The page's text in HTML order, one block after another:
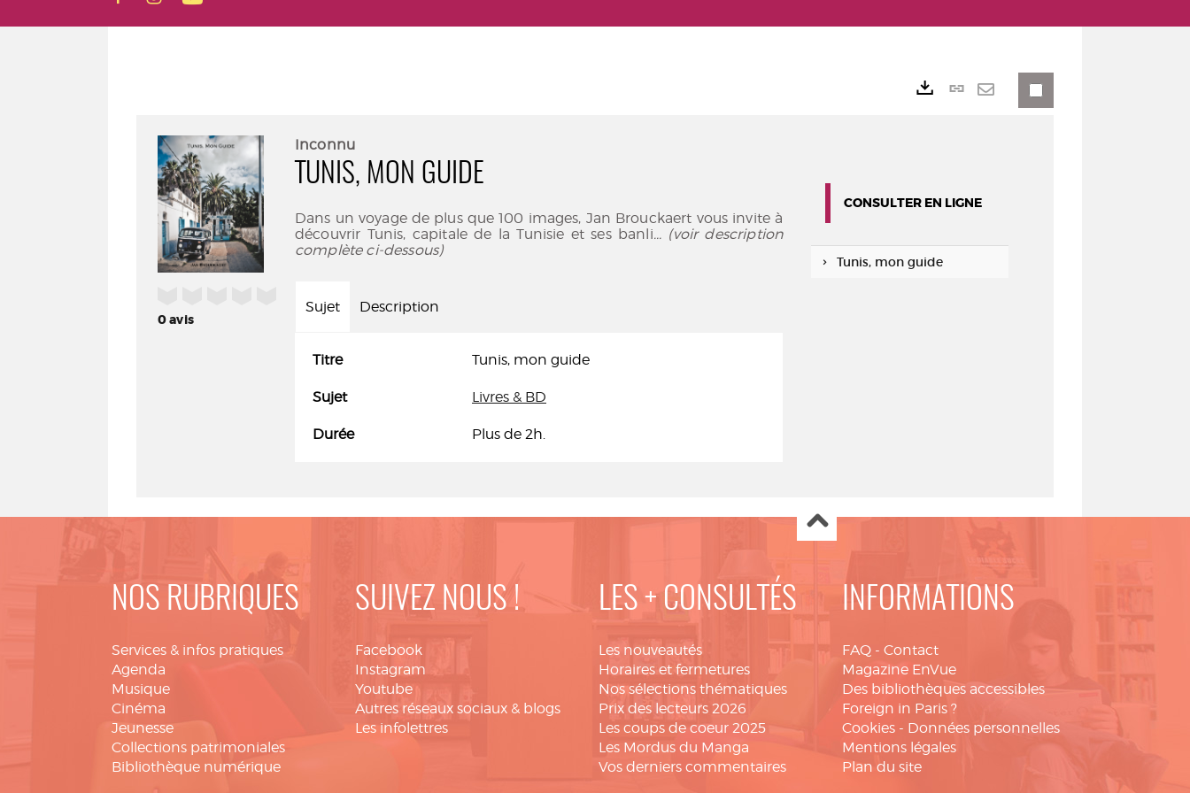
0avis
Inconnu
TUNIS, MON GUIDE
Dans un voyage de plus que 100 images, Jan Brouckaert vous invite à
découvrir Tunis, capitale de la Tunisie et ses banli... (voir description
complète ci-dessous)
Sujet Description
Titre Tunis, mon guide
Sujet Livres & BD
Durée Plus de 2h.
Lien
CONSULTER EN LIGNE
Tunis, mon guide
NOS RUBRIQUES
Services & infos pratiques
Agenda
Musique
Cinéma
Jeunesse
Collections patrimoniales
Bibliothèque numérique
SUIVEZ NOUS !
Facebook
Instagram
Youtube
Autres réseaux sociaux & blogs
Les infolettres
LES + CONSULTÉS
Les nouveautés
Horaires et fermetures
Nos sélections thématiques
Prix des lecteurs 2026
Les coups de coeur 2025
Les Mordus du Manga
Vos derniers commentaires
INFORMATIONS
FAQ - Contact
Magazine EnVue
Des bibliothèques accessibles
Foreign in Paris ?
Cookies - Données personnelles
Mentions légales
Plan du site